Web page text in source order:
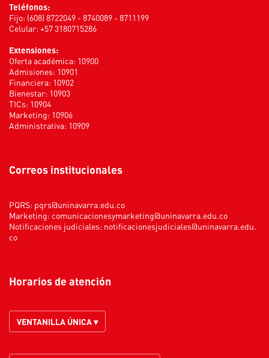
Teléfonos:
Fijo: (608) 8722049 - 8740089 - 8711199
Celular: +57 3180715286
Extensiones:
Oferta académica: 10900
Admisiones: 10901
Financiera: 10902
Bienestar: 10903
TICs: 10904
Marketing: 10906
Administrativa: 10909
Correos institucionales
PQRS: pqrs@uninavarra.edu.co
Marketing: comunicacionesymarketing@uninavarra.edu.co
Notificaciones judiciales: notificacionesjudiciales@uninavarra.edu.
co
Horarios de atención
VENTANILLA ÚNICA ▾